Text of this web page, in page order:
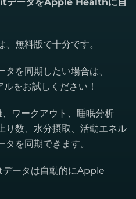
無料版で十分です。
を同期したい場合は、
をお試しください！
ワークアウト、睡眠分析
り数、水分摂取、活動エネル
を同期できます。
ータは自動的にApple